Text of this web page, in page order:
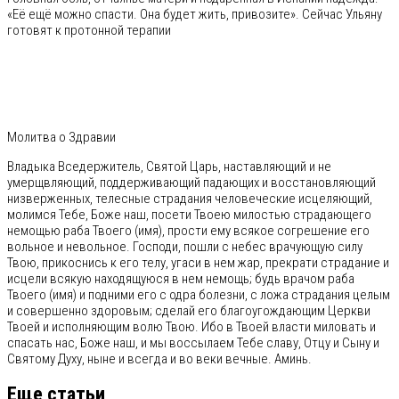
«Её ещё можно спасти. Она будет жить, привозите». Сейчас Ульяну
готовят к протонной терапии
Молитва о Здравии
Владыка Вседержитель, Святой Царь, наставляющий и не
умерщвляющий, поддерживающий падающих и восстановляющий
низверженных, телесные страдания человеческие исцеляющий,
молимся Тебе, Боже наш, посети Твоею милостью страдающего
немощью раба Твоего (имя), прости ему всякое согрешение его
вольное и невольное. Господи, пошли с небес врачующую силу
Твою, прикоснись к его телу, угаси в нем жар, прекрати страдание и
исцели всякую находящуюся в нем немощь; будь врачом раба
Твоего (имя) и подними его с одра болезни, с ложа страдания целым
и совершенно здоровым; сделай его благоугождающим Церкви
Твоей и исполняющим волю Твою. Ибо в Твоей власти миловать и
спасать нас, Боже наш, и мы воссылаем Тебе славу, Отцу и Сыну и
Святому Духу, ныне и всегда и во веки вечные. Аминь.
Еще статьи